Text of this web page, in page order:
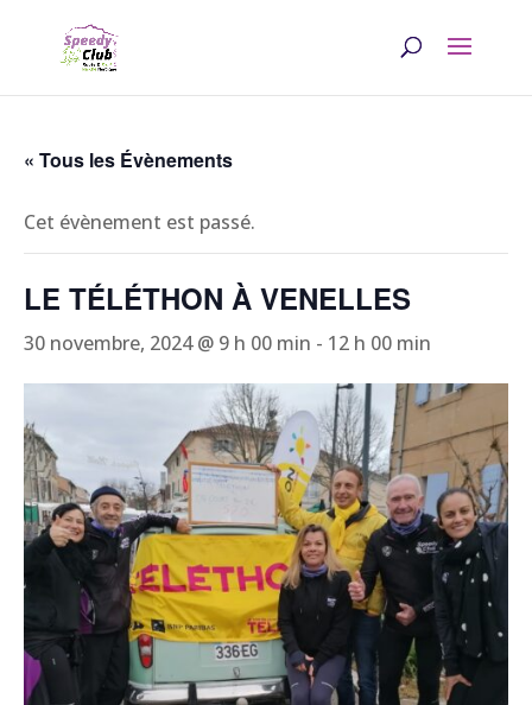
« Tous les Évènements
Cet évènement est passé.
LE TÉLÉTHON À VENELLES
30 novembre, 2024 @ 9 h 00 min - 12 h 00 min